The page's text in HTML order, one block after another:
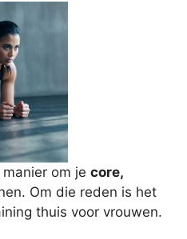
om je core,
Om die reden is het
thuis voor vrouwen.